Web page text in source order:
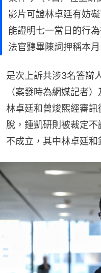
影片可證林卓廷有妨
能證明七一當日的行
法官聽畢陳詞押稱本月
是次上訴共涉3名答辯
（案發時為網媒記者
林卓廷和曾焌熙經審
脫，鍾凱研則被裁定
不成立，其中林卓廷和